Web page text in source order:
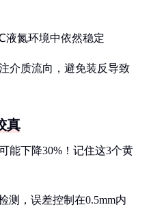
液氮环境中依然稳定
介质流向，避免装反导致
真
能下降30%！记住这3个黄
测，误差控制在0.5mm内